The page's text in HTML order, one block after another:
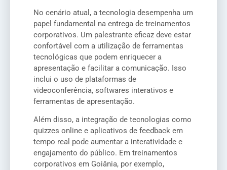
No cenário atual, a tecnologia desempenha um
papel fundamental na entrega de treinamentos
corporativos. Um palestrante eficaz deve estar
confortável com a utilização de ferramentas
tecnológicas que podem enriquecer a
apresentação e facilitar a comunicação. Isso
inclui o uso de plataformas de
videoconferência, softwares interativos e
ferramentas de apresentação.
Além disso, a integração de tecnologias como
quizzes online e aplicativos de feedback em
tempo real pode aumentar a interatividade e
engajamento do público. Em treinamentos
corporativos em Goiânia, por exemplo,